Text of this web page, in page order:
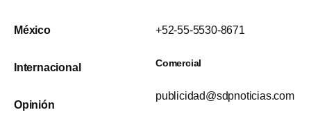
México
Internacional
Opinión
+52-55-5530-8671
Comercial
publicidad@sdpnoticias.com